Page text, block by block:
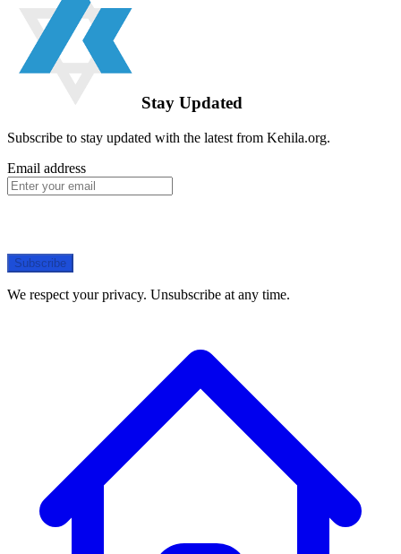
Stay Updated
Subscribe to stay updated with the latest from Kehila.org.
Email address
Subscribe
We respect your privacy. Unsubscribe at any time.